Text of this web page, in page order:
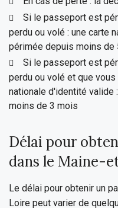
Si le passeport est
perdu ou volé : une carte
périmée depuis moins de
Si le passeport est
perdu ou volé et que
nationale d'identité valide
moins de 3 mois
Délai pour
dans le Maine-
Le délai pour obtenir un
Loire peut varier de